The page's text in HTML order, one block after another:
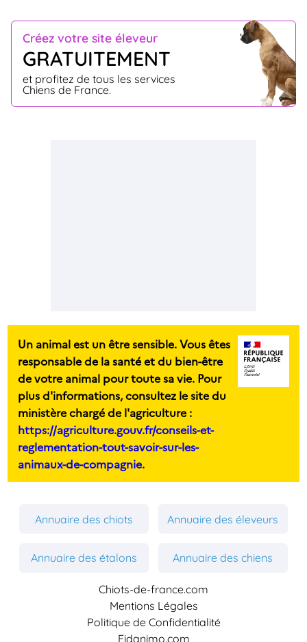
Créez votre site éleveur
GRATUITEMENT
et profitez de tous les services
Chiens de France.
Un animal est un être sensible. Vous êtes
responsable de la santé et du bien-être
de votre animal pour toute sa vie. Pour
plus d'informations, consultez le site du
ministère chargé de l'agriculture :
https://agriculture.gouv.fr/conseils-et-
reglementation-tout-savoir-sur-les-
animaux-de-compagnie.
Annuaire des chiots Annuaire des éleveurs
Annuaire des étalons Annuaire des chiens
Chiots-de-france.com
Mentions Légales
Politique de Confidentialité
Fidanimo.com